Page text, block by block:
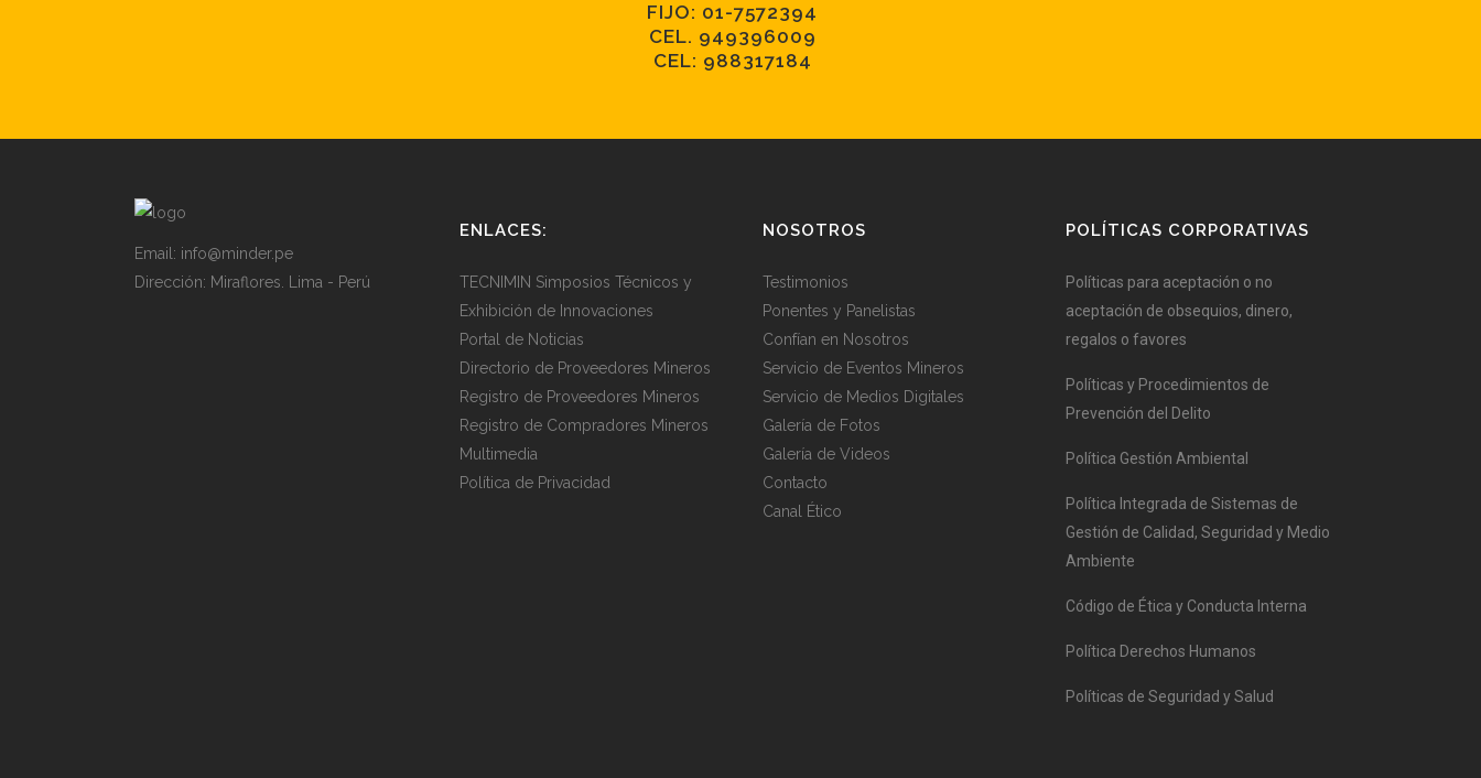
FIJO: 01-7572394
CEL. 949396009​
CEL: 988317184​
Email: info@minder.pe
Dirección: Miraflores. Lima - Perú
ENLACES:
TECNIMIN Simposios Técnicos y
Exhibición de Innovaciones
Portal de Noticias
Directorio de Proveedores Mineros
Registro de Proveedores Mineros
Registro de Compradores Mineros
Multimedia
Política de Privacidad
NOSOTROS
Testimonios
Ponentes y Panelistas
Confían en Nosotros
Servicio de Eventos Mineros
Servicio de Medios Digitales
Galería de Fotos
Galería de Videos
Contacto
Canal Ético
POLÍTICAS CORPORATIVAS
Políticas para aceptación o no
aceptación de obsequios, dinero,
regalos o favores
Políticas y Procedimientos de
Prevención del Delito
Política Gestión Ambiental
Política Integrada de Sistemas de
Gestión de Calidad, Seguridad y Medio
Ambiente
Código de Ética y Conducta Interna
Política Derechos Humanos
Políticas de Seguridad y Salud